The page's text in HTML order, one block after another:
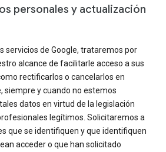
personales y actualización
servicios de Google, trataremos por
alcance de facilitarle acceso a sus
rectificarlos o cancelarlos en
siempre y cuando no estemos
datos en virtud de la legislación
legítimos. Solicitaremos a
que se identifiquen y que identifiquen
acceder o que han solicitado